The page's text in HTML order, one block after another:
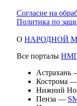
Согласие на
Политика по
О НАРОДНОЙ
Все порталы
Астрахань
Кострома —
Нижний
Пенза —